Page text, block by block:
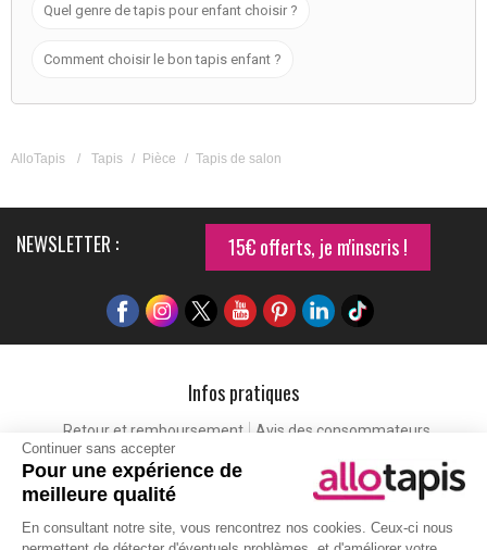
Continuer sans accepter
Pour une expérience de
meilleure qualité
En consultant notre site, vous rencontrez nos cookies. Ceux-ci nous
Quel genre de tapis pour enfant choisir ?
Comment choisir le bon tapis enfant ?
AlloTapis / Tapis / Pièce / Tapis de salon
NEWSLETTER : 15€ offerts, je m'inscris !
Infos pratiques
Retour et remboursement
Avis des consommateurs
Tapis et paillasson personnalisé
Labels de qualité
Eco-participation
Vos avantages